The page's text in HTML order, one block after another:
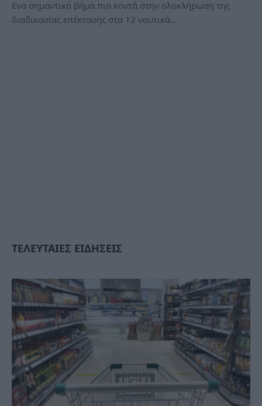
Ενα σημαντικό βήμα πιο κοντά στην ολοκλήρωση της
διαδικασίας επέκτασης στα 12 ναυτικά…
ΤΕΛΕΥΤΑΙΕΣ ΕΙΔΗΣΕΙΣ